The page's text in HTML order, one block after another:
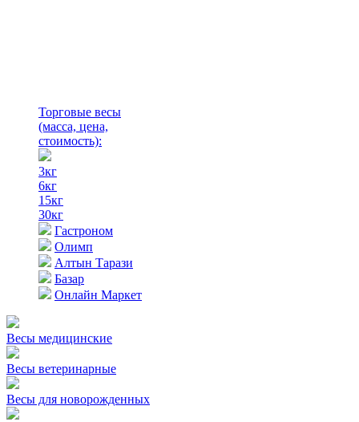
Торговые весы
(масса, цена,
стоимость):
3кг
6кг
15кг
30кг
Гастроном
Олимп
Алтын Тарази
Базар
Онлайн Маркет
Весы медицинские
Весы ветеринарные
Весы для новорожденных